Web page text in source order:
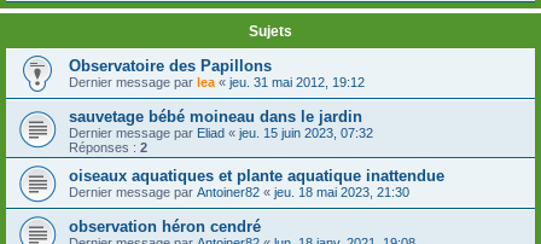
Sujets
Observatoire des Papillons
Dernier message par lea « jeu. 31 mai 2012, 19:12
sauvetage bébé moineau dans le jardin
Dernier message par Eliad « jeu. 15 juin 2023, 07:32
Réponses : 2
oiseaux aquatiques et plante aquatique inattendue
Dernier message par Antoiner82 « jeu. 18 mai 2023, 21:30
observation héron cendré